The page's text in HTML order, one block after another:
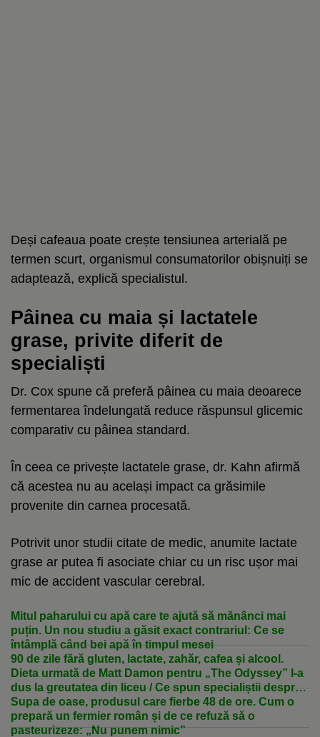
Deși cafeaua poate crește tensiunea arterială pe
termen scurt, organismul consumatorilor obișnuiți se
adaptează, explică specialistul.
Pâinea cu maia și lactatele
grase, privite diferit de
specialiști
Dr. Cox spune că preferă pâinea cu maia deoarece
fermentarea îndelungată reduce răspunsul glicemic
comparativ cu pâinea standard.
În ceea ce privește lactatele grase, dr. Kahn afirmă
că acestea nu au același impact ca grăsimile
provenite din carnea procesată.
Potrivit unor studii citate de medic, anumite lactate
grase ar putea fi asociate chiar cu un risc ușor mai
mic de accident vascular cerebral.
Mitul paharului cu apă care te ajută să mănânci mai
puțin. Un nou studiu a găsit exact contrariul: Ce se
întâmplă când bei apă în timpul mesei
90 de zile fără gluten, lactate, zahăr, cafea și alcool.
Dieta urmată de Matt Damon pentru „The Odyssey” l-a
dus la greutatea din liceu / Ce spun specialiștii despre
curele de „curățare” a intestinului
Supa de oase, produsul care fierbe 48 de ore. Cum o
prepară un fermier român și de ce refuză să o
pasteurizeze: „Nu punem nimic”